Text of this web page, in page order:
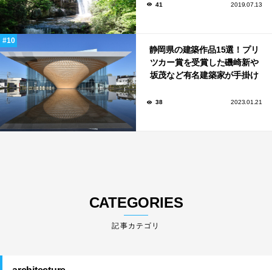
41 2019.07.13
静岡県の建築作品15選！プリ
ツカー賞を受賞した磯崎新や
坂茂など有名建築家が手掛け
38 2023.01.21
CATEGORIES